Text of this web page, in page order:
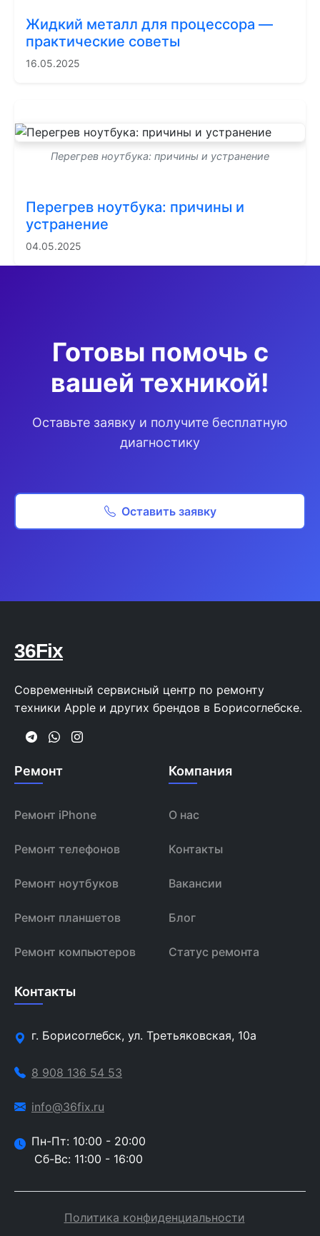
Жидкий металл для процессора —
практические советы
16.05.2025
Перегрев ноутбука: причины и устранение
Перегрев ноутбука: причины и
устранение
04.05.2025
Готовы помочь с
вашей техникой!
Оставьте заявку и получите бесплатную
диагностику
Оставить заявку
36Fix
Современный сервисный центр по ремонту
техники Apple и других брендов в Борисоглебске.
Ремонт
Ремонт iPhone
Ремонт телефонов
Ремонт ноутбуков
Ремонт планшетов
Ремонт компьютеров
Компания
О нас
Контакты
Вакансии
Блог
Статус ремонта
Контакты
г. Борисоглебск, ул. Третьяковская, 10а
8 908 136 54 53
info@36fix.ru
Пн-Пт: 10:00 - 20:00
Сб-Вс: 11:00 - 16:00
Политика конфиденциальности